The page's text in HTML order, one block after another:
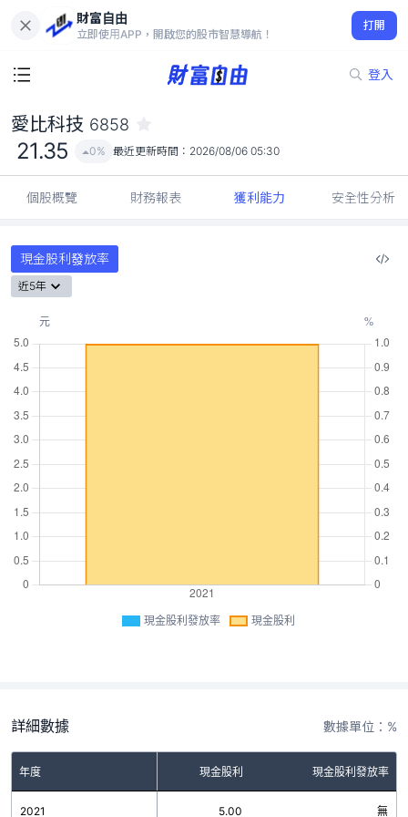
財富自由
立即使用APP，開啟您的股市智慧導航！
打開
登入
21.35
0%
愛比科技 6858
21.35 0% 最近更新時間： 2026/08/06 05:30
個股概覽 財務報表 獲利能力 安全性分析
現金股利發放率
近5年
現金股利發放率 現金股利
詳細數據 數據單位：%
年度 現金股利 現金股利發放率
2021 5.00 無